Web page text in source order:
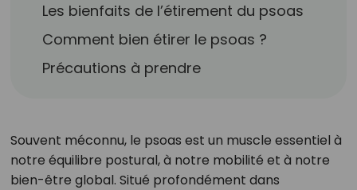
Les bienfaits de l’étirement du psoas
Comment bien étirer le psoas ?
Précautions à prendre
Souvent méconnu, le psoas est un muscle essentiel à
notre équilibre postural, à notre mobilité et à notre
bien-être global. Situé profondément dans